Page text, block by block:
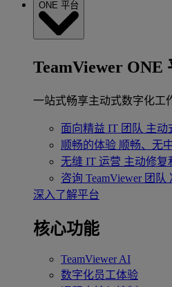
ONE 平台
TeamViewer ONE
一站式畅享主动式数字化工
面向精益 IT 团队 主动
顺畅的体验 顺畅、无
无缝 IT 运营 主动修复
咨询 TeamViewer 团队
深入了解平台
核心功能
TeamViewer AI
数字化员工体验